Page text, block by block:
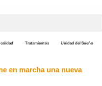
Tratamientos Unidad del Sueño
en marcha una nueva